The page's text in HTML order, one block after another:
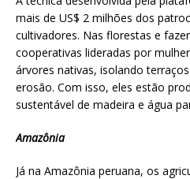
mais de US$ 2 milhões dos
cultivadores. Nas florestas e
cooperativas lideradas por
árvores nativas, isolando
erosão. Com isso, eles estão
sustentável de madeira e água
Amazônia
Já na Amazônia peruana, os